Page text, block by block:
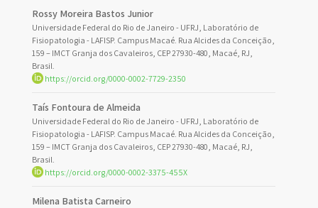
Rossy Moreira Bastos Junior
Universidade Federal do Rio de Janeiro - UFRJ, Laboratório de
Fisiopatologia - LAFISP. Campus Macaé. Rua Alcides da Conceição,
159 – IMCT Granja dos Cavaleiros, CEP 27930-480, Macaé, RJ,
Brasil.
https://orcid.org/0000-0002-7729-2350
Taís Fontoura de Almeida
Universidade Federal do Rio de Janeiro - UFRJ, Laboratório de
Fisiopatologia - LAFISP. Campus Macaé. Rua Alcides da Conceição,
159 – IMCT Granja dos Cavaleiros, CEP 27930-480, Macaé, RJ,
Brasil.
https://orcid.org/0000-0002-3375-455X
Milena Batista Carneiro